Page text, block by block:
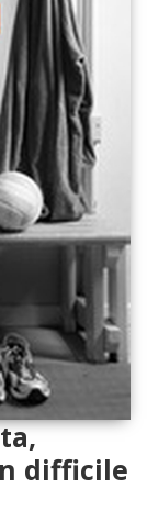
difficile